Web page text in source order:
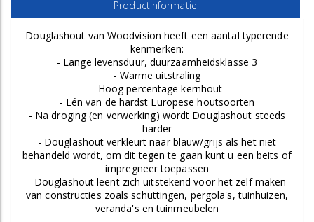
Productinformatie
Douglashout van Woodvision heeft een aantal typerende
kenmerken:
- Lange levensduur, duurzaamheidsklasse 3
- Warme uitstraling
- Hoog percentage kernhout
- Eén van de hardst Europese houtsoorten
- Na droging (en verwerking) wordt Douglashout steeds
harder
- Douglashout verkleurt naar blauw/grijs als het niet
behandeld wordt, om dit tegen te gaan kunt u een beits of
impregneer toepassen
- Douglashout leent zich uitstekend voor het zelf maken
van constructies zoals schuttingen, pergola's, tuinhuizen,
veranda's en tuinmeubelen